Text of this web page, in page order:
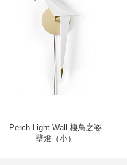
Perch Light Wall 棲鳥之姿
壁燈（小）